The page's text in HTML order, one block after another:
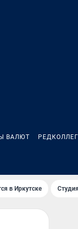
ВАЛЮТ
в Иркутске